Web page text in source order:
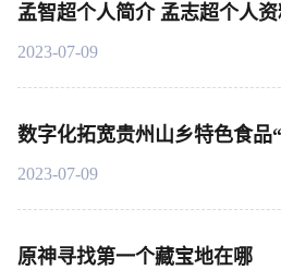
孟智超个人简介 孟志超个人
2023-07-09
数字化拓宽贵州山乡特色食品
2023-07-09
原神寻找第一个藏宝地在哪